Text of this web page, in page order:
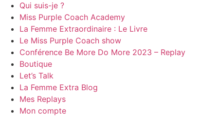
Qui suis-je ?
Miss Purple Coach Academy
La Femme Extraordinaire : Le Livre
Le Miss Purple Coach show
Conférence Be More Do More 2023 – Replay
Boutique
Let’s Talk
La Femme Extra Blog
Mes Replays
Mon compte